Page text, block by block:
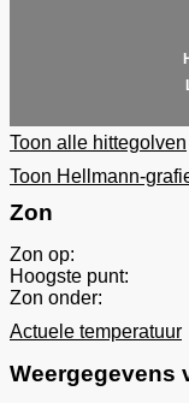
Toon alle hittegolven
Toon Hellmann-
Zon
Zon op:
Hoogste punt:
Zon onder:
Actuele temperatuur
Weergegevens